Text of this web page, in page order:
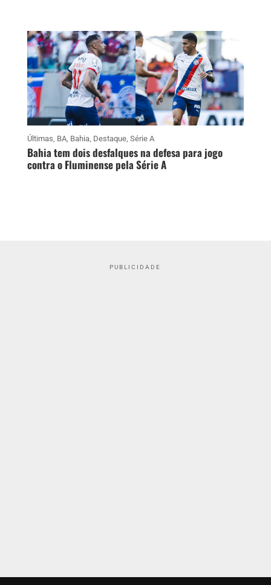
Últimas BA, Bahia Destaque, Série A
Bahia tem dois desfalques na defesa para jogo
contra o Fluminense pela Série A
PUBLICIDADE